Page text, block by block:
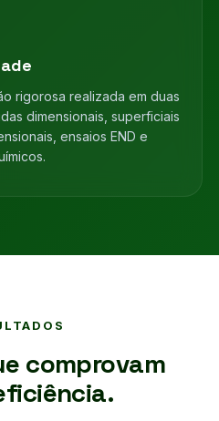
rigorosa realizada em duas
dimensionais, superficiais
ensaios END e
comprovam